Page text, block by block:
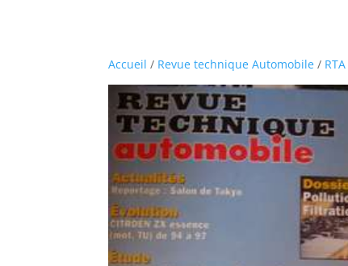
Accueil / Revue technique Automobile / RTA